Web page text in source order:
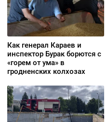
Как генерал Караев и
инспектор Бурак борются с
«горем от ума» в
гродненских колхозах